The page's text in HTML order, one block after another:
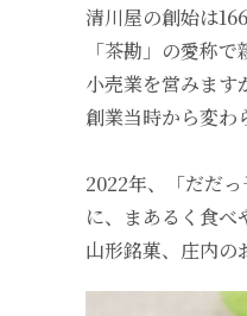
清川屋の創始は
「茶勘」の愛称
小売業を営みます
創業当時から変わ
2022年、「だだ
に、まあるく食べ
山形銘菓、庄内の